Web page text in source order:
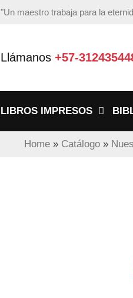
"Un maestro trabaja para la
Llámanos +57-
LIBROS IMPRESOS
Home » Catálogo »